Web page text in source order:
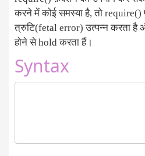
करने में कोई समस्या है, तो
त्रुटि(fetal error) उत्पन्न करता है
होने से hold करता हैं।
Syntax